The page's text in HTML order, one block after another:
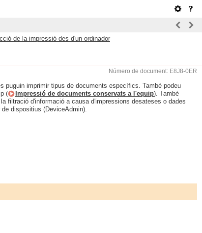
de la impressió des d'un ordinador
Número de document: E8J8-0ER
puguin imprimir tipus de documents específics. També podeu
(
Impressió de documents conservats a l'equip). També
filtració d'informació a causa d'impressions desateses o dades
dispositius (DeviceAdmin).